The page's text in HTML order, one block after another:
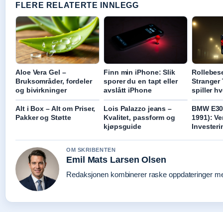
FLERE RELATERTE INNLEGG
Aloe Vera Gel –
Bruksområder, fordeler
og bivirkninger
Finn min iPhone: Slik
sporer du en tapt eller
avslått iPhone
Stranger
spiller
Alt i Box – Alt om Priser,
Pakker og Støtte
Lois Palazzo jeans –
Kvalitet, passform og
kjøpsguide
BMW
1991):
OM SKRIBENTEN
Emil Mats Larsen Olsen
Redaksjonen kombinerer raske oppdateringer